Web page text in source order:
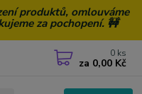
produktů, omlouváme
za pochopení. 🚧
0 ks
za 0,00 Kč